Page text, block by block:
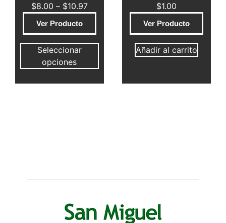
$8.00 – $10.97
Ver Producto
Seleccionar
opciones
$1.00
Ver Producto
Añadir al carrito